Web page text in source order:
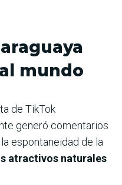
mundo
de TikTok
generó comentarios
espontaneidad de la
atractivos naturales